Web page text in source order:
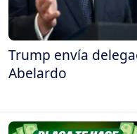
Trump envía
Abelardo